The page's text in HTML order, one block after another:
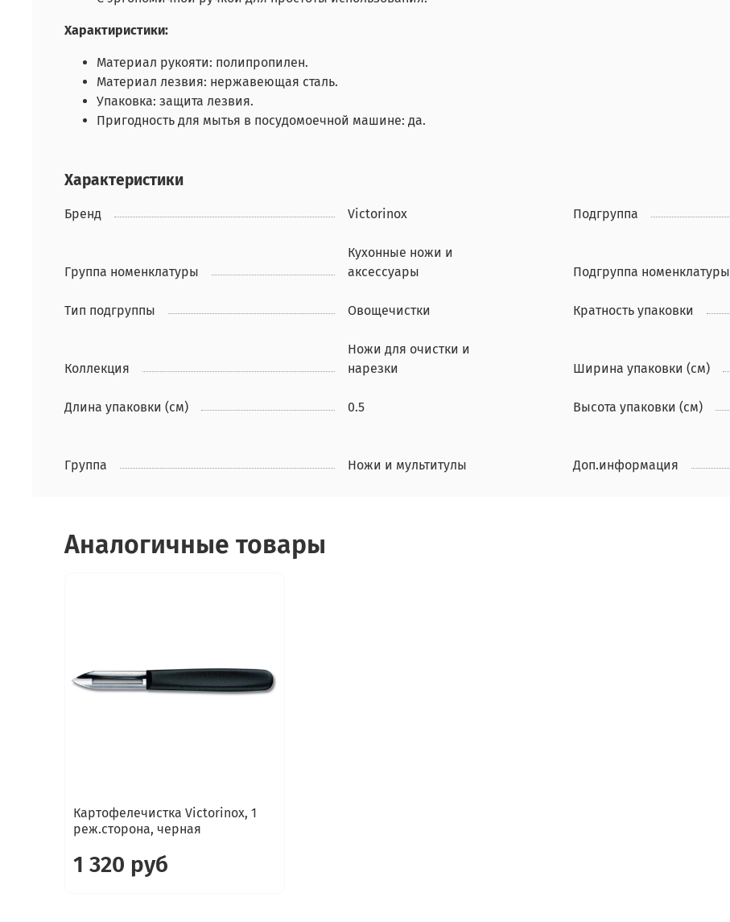
Характиристики:
Материал рукояти: полипропилен.
Материал лезвия: нержавеющая сталь.
Упаковка: защита лезвия.
Пригодность для мытья в посудомоечной машине: да.
Характеристики
Бренд Victorinox Подгруппа
Группа номенклатуры
Кухонные ножи и
аксессуары
Подгруппа номенклатуры
Тип подгруппы Овощечистки Кратность упаковки
Коллекция
Ножи для очистки и
нарезки
Ширина упаковки (см)
Длина упаковки (см) 0.5 Высота упаковки (см)
Группа Ножи и мультитулы Доп.информация
Аналогичные товары
Картофелечистка Victorinox, 1
реж.сторона, черная
1 320 руб